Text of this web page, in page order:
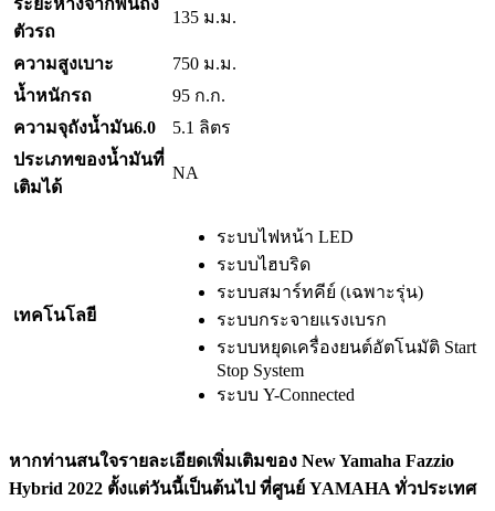
ตัวรถ
135 ม.ม.
ความสูงเบาะ
750 ม.ม.
น้ำหนักรถ
95 ก.ก.
ความจุถังน้ำมัน6.0
5.1 ลิตร
ประเภทของน้ำมันที่
เติมได้
NA
เทคโนโลยี
ระบบไฟหน้า LED
ระบบไฮบริด
ระบบสมาร์ทคีย์ (เฉพาะรุ่น)
ระบบกระจายแรงเบรก
ระบบหยุดเครื่องยนต์อัตโนมัติ Start
Stop System
ระบบ Y-Connected
หากท่านสนใจรายละเอียดเพิ่มเติมของ New Yamaha Fazzio
Hybrid 2022 ตั้งแต่วันนี้เป็นต้นไป ที่ศูนย์ YAMAHA ทั่วประเทศ